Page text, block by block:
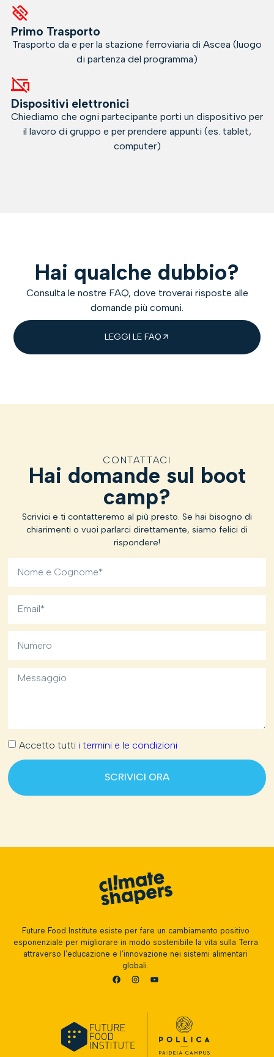
Primo Trasporto
Trasporto da e per la stazione ferroviaria di Ascea (luogo
di partenza del programma)
Dispositivi elettronici
Chiediamo che ogni partecipante porti un dispositivo per
il lavoro di gruppo e per prendere appunti (es. tablet,
computer)
Hai qualche dubbio?
Consulta le nostre FAQ, dove troverai risposte alle
domande più comuni.
LEGGI LE FAQ
CONTATTACI
Hai domande sul boot
camp?
Scrivici e ti contatteremo al più presto. Se hai bisogno di
chiarimenti o vuoi parlarci direttamente, siamo felici di
rispondere!
Accetto tutti i termini e le condizioni
SCRIVICI ORA
Future Food Institute esiste per fare un cambiamento positivo
esponenziale per migliorare in modo sostenibile la vita sulla Terra
attraverso l’educazione e l’innovazione nei sistemi alimentari
globali.